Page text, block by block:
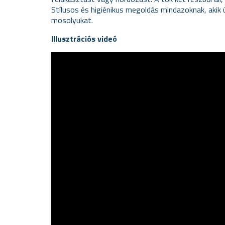
Stílusos és higiénikus megoldás mindazoknak,
mosolyukat.
Illusztrációs videó